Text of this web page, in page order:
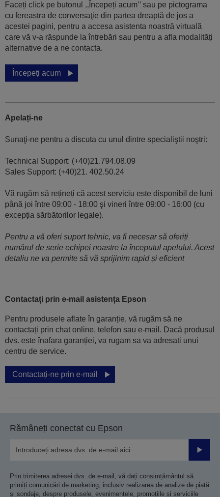
Faceți click pe butonul ,,Începeți acum’’ sau pe pictograma
cu fereastra de conversaţie din partea dreaptă de jos a
acestei pagini, pentru a accesa asistenta noastră virtuală
care vă v-a răspunde la întrebări sau pentru a afla modalități
alternative de a ne contacta.
Începeți acum
Apelați-ne
Sunaţi-ne pentru a discuta cu unul dintre specialiştii noştri:
Technical Support: (+40)21.794.08.09
Sales Support: (+40)21. 402.50.24
Vă rugăm să rețineți că acest serviciu este disponibil de luni
până joi între 09:00 - 18:00 şi vineri între 09:00 - 16:00 (cu
excepția sărbătorilor legale).
Pentru a vă oferi suport tehnic, va fi necesar să oferiți
numărul de serie echipei noastre la începutul apelului. Acest
detaliu ne va permite să vă sprijinim rapid și eficient
Contactați prin e-mail asistența Epson
Pentru produsele aflate în garanție, vă rugăm să ne
contactați prin chat online, telefon sau e-mail. Dacă produsul
dvs. este înafara garanției, va rugam sa va adresati unui
centru de service.
Contactați-ne prin e-mail
Rămâneți conectat cu Epson
Prin trimiterea adresei dvs. de e-mail, vă dați consimțământul să
primiți comunicări de marketing, inclusiv realizarea de analize de piață
și sondaje, despre produsele, evenimentele, promoțiile și serviciile